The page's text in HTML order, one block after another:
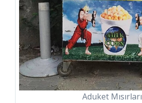
Aduket Mısırları